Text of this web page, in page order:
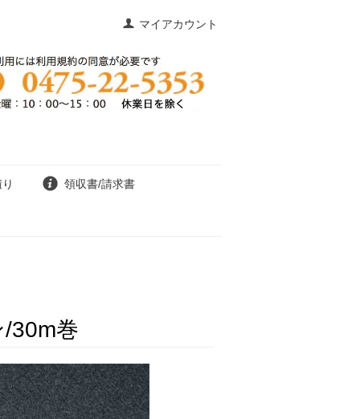
マイアカウント
領収書/請求書
30m巻